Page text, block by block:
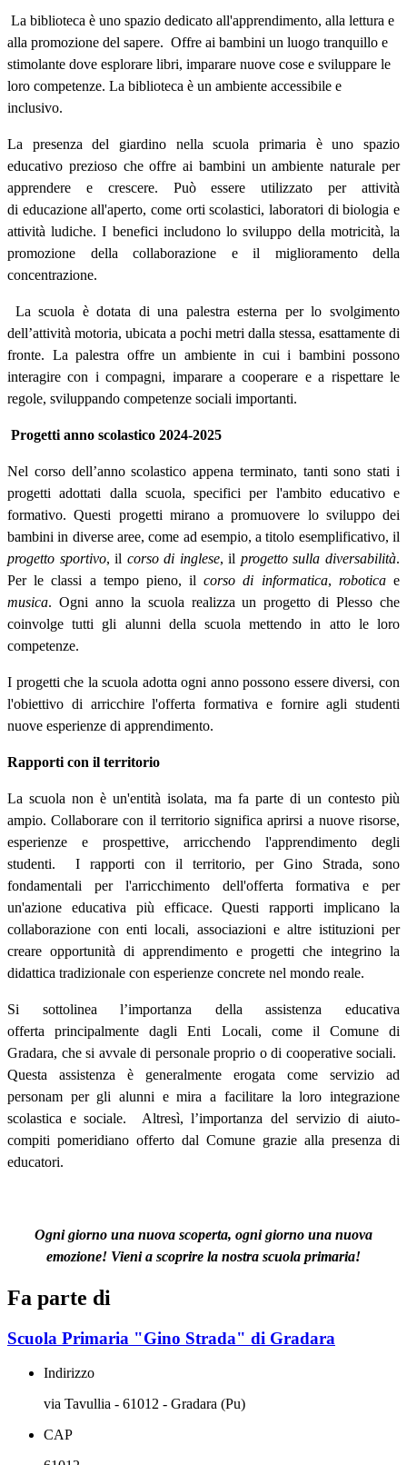
La biblioteca è uno spazio dedicato all'apprendimento, alla lettura e
alla promozione del sapere. Offre ai bambini un luogo tranquillo e
stimolante dove esplorare libri, imparare nuove cose e sviluppare le
loro competenze. La biblioteca è un ambiente accessibile e
inclusivo.
La presenza del giardino nella scuola primaria è uno spazio
educativo prezioso che offre ai bambini un ambiente naturale per
apprendere e crescere. Può essere utilizzato per attività
di educazione all'aperto, come orti scolastici, laboratori di biologia e
attività ludiche. I benefici includono lo sviluppo della motricità, la
promozione della collaborazione e il miglioramento della
concentrazione.
La scuola è dotata di una palestra esterna per lo svolgimento
dell’attività motoria, ubicata a pochi metri dalla stessa, esattamente di
fronte. La palestra offre un ambiente in cui i bambini possono
interagire con i compagni, imparare a cooperare e a rispettare le
regole, sviluppando competenze sociali importanti.
Progetti anno scolastico 2024-2025
Nel corso dell’anno scolastico appena terminato, tanti sono stati i
progetti adottati dalla scuola, specifici per l'ambito educativo e
formativo. Questi progetti mirano a promuovere lo sviluppo dei
bambini in diverse aree, come ad esempio, a titolo esemplificativo, il
progetto sportivo, il corso di inglese, il progetto sulla diversabilità.
Per le classi a tempo pieno, ilcorso di informatica, roboticae
musica. Ogni anno la scuola realizza un progetto di Plesso che
coinvolge tutti gli alunni della scuola mettendo in atto le loro
competenze.
I progetti che la scuola adotta ogni anno possono essere diversi, con
l'obiettivo di arricchire l'offerta formativa e fornire agli studenti
nuove esperienze di apprendimento.
Rapporti con il territorio
La scuola non è un'entità isolata, ma fa parte di un contesto più
ampio. Collaborare con il territorio significa aprirsi a nuove risorse,
esperienze e prospettive, arricchendo l'apprendimento degli
studenti. I rapporti con il territorio, per Gino Strada, sono
fondamentali per l'arricchimento dell'offerta formativa e per
un'azione educativa più efficace. Questi rapporti implicano la
collaborazione con enti locali, associazioni e altre istituzioni per
creare opportunità di apprendimento e progetti che integrino la
didattica tradizionale con esperienze concrete nel mondo reale.
Si sottolinea l’importanza della assistenza educativa
offerta principalmente dagli Enti Locali, come il Comune di
Gradara, che si avvale di personale proprio o di cooperative sociali.
Questa assistenza è generalmente erogata come servizio ad
personam per gli alunni e mira a facilitare la loro integrazione
scolastica e sociale. Altresì, l’importanza del servizio di aiuto-
compiti pomeridiano offerto dal Comune grazie alla presenza di
educatori.
Ogni giorno una nuova scoperta, ogni giorno una nuova
emozione! Vieni a scoprire la nostra scuola primaria!
Fa parte di
Scuola Primaria "Gino Strada" di Gradara
Indirizzo
via Tavullia - 61012 - Gradara (Pu)
CAP